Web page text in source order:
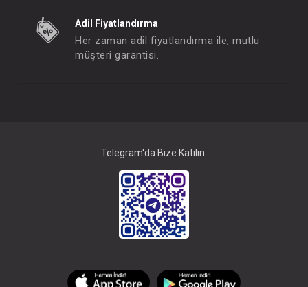
Adil Fiyatlandırma
Her zaman adil fiyatlandırma ile, mutlu
müşteri garantisi.
Telegram'da Bize Katılın.